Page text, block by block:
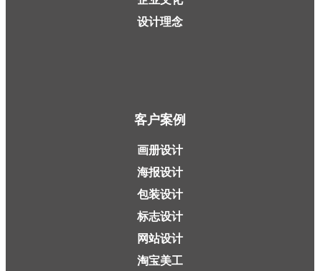
设计理念
客户案例
画册设计
海报设计
包装设计
标志设计
网站设计
淘宝美工